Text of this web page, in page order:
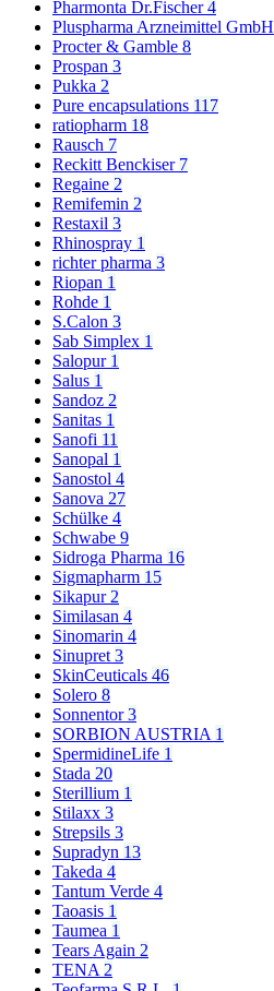
Pharmonta Dr.Fischer4
Pluspharma Arzneimittel GmbH
Procter & Gamble 8
Prospan 3
Pukka 2
Pure encapsulations 117
ratiopharm 18
Rausch 7
Reckitt Benckiser 7
Regaine 2
Remifemin 2
Restaxil 3
Rhinospray 1
richter pharma 3
Riopan 1
Rohde 1
S.Calon 3
Sab Simplex 1
Salopur 1
Salus 1
Sandoz 2
Sanitas 1
Sanofi 11
Sanopal 1
Sanostol 4
Sanova 27
Schülke 4
Schwabe 9
Sidroga Pharma 16
Sigmapharm 15
Sikapur 2
Similasan 4
Sinomarin 4
Sinupret 3
SkinCeuticals 46
Solero 8
Sonnentor3
SORBION AUSTRIA 1
SpermidineLife 1
Stada 20
Sterillium 1
Stilaxx 3
Strepsils 3
Supradyn 13
Takeda 4
Tantum Verde 4
Taoasis 1
Taumea 1
Tears Again 2
TENA 2